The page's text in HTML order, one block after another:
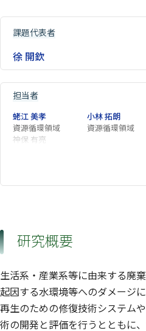
課題代表者
徐 開欽
担当者
蛯江 美孝
資源循環領域
小林 拓朗
資源循環領域
神保 有亮
研究概要
生活系・産業系等に由来する廃
起因する水環境等へのダメージ
再生のための修復技術システム
術の開発と評価を行うとともに